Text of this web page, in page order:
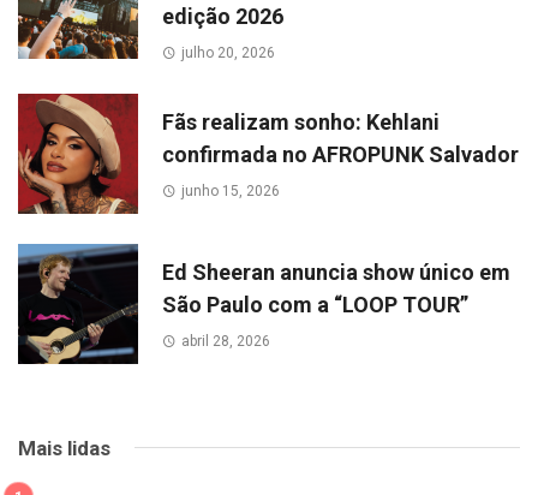
edição 2026
julho 20, 2026
Fãs realizam sonho: Kehlani
confirmada no AFROPUNK Salvador
junho 15, 2026
Ed Sheeran anuncia show único em
São Paulo com a “LOOP TOUR”
abril 28, 2026
Mais lidas